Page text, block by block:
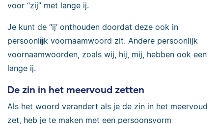
voor “zij” met lange ij.
Je kunt de “ij’ onthouden doordat deze ook in
persoonlijk voornaamwoord zit. Andere persoonlijk
voornaamwoorden, zoals wij, hij, mij, hebben ook een
lange ij.
De zin in het meervoud zetten
Als het woord verandert als je de zin in het meervoud
zet, heb je te maken met een persoonsvorm